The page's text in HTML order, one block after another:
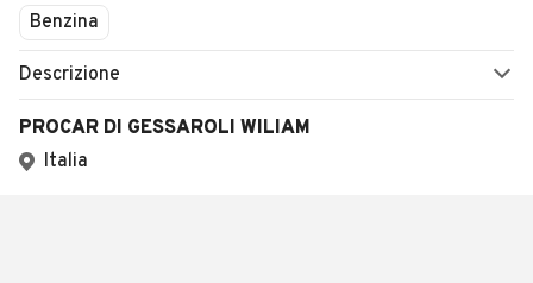
Benzina
Descrizione
PROCAR DI GESSAROLI WILIAM
Italia